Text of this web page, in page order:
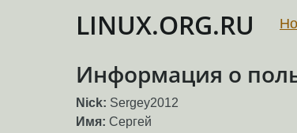
LINUX.ORG.RU
Информация о
Nick: Sergey2012
Имя: Сергей